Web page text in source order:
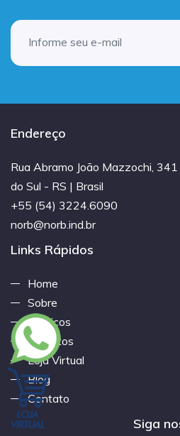
Endereço
Rua Abramo João Mazzochi,
do Sul - RS | Brasil
+55 (54) 3224.6090
norb@norb.ind.br
Links Rápidos
Home
Sobre
Serviços
Produtos
Loja Virtual
Blog
Contato
Siga